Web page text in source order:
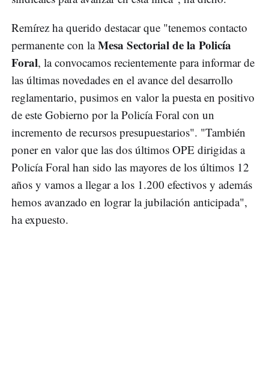
Remírez ha querido destacar que "tenemos contacto
permanente con laMesa Sectorial de la Policía
Foral, la convocamos recientemente para informar de
las últimas novedades en el avance del desarrollo
reglamentario, pusimos en valor la puesta en positivo
de este Gobierno por la Policía Foral con un
incremento de recursos presupuestarios". "También
poner en valor que las dos últimos OPE dirigidas a
Policía Foral han sido las mayores de los últimos 12
años y vamos a llegar a los 1.200 efectivos y además
hemos avanzado en lograr la jubilación anticipada",
ha expuesto.